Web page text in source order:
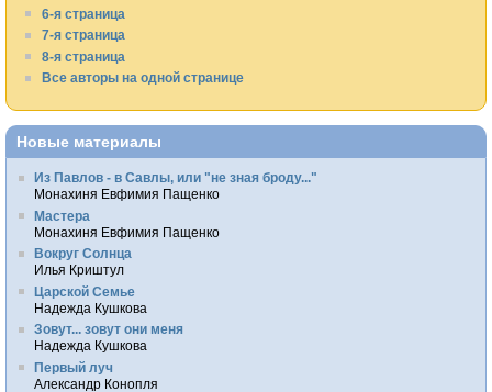
6-я страница
7-я страница
8-я страница
Все авторы на одной странице
Новые материалы
Из Павлов - в Савлы, или "не зная броду..."
Монахиня Евфимия Пащенко
Мастера
Монахиня Евфимия Пащенко
Вокруг Солнца
Илья Криштул
Царской Семье
Надежда Кушкова
Зовут... зовут они меня
Надежда Кушкова
Первый луч
Александр Конопля